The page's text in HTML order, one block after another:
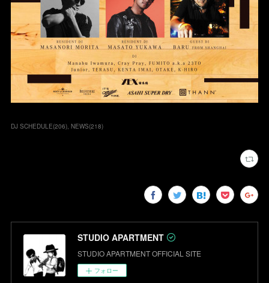
DJ SCHEDULE(206) NEWS(218)
STUDIO APARTMENT
STUDIO APARTMENT OFFICIAL SITE
フォロー